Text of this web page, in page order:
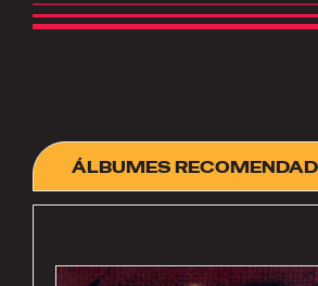
ÁLBUMES